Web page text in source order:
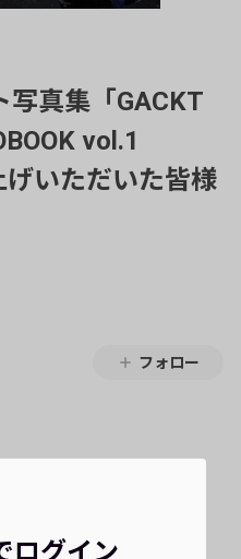
写真集「GACKT
vol.1
いただいた皆様
フォロー
グイン